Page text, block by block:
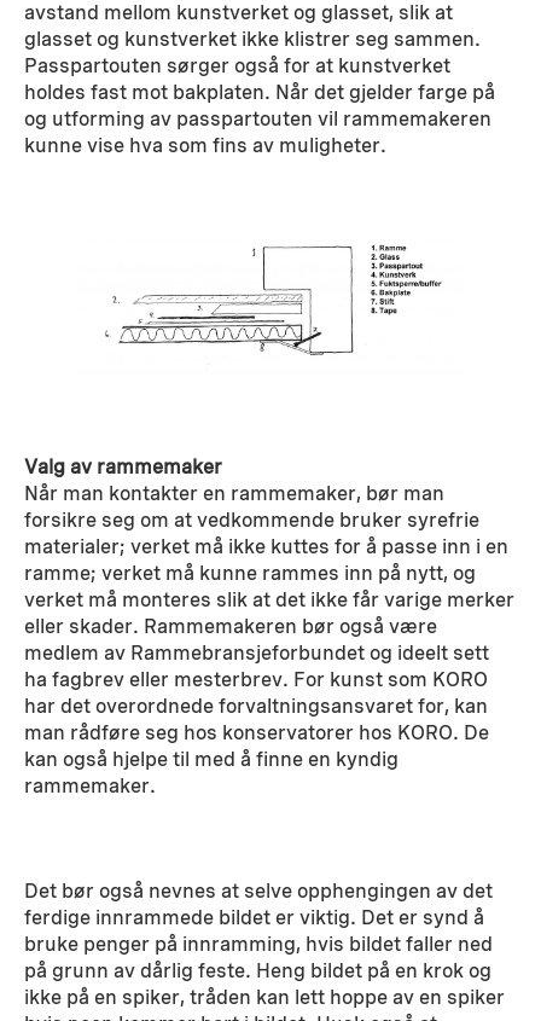
avstand mellom kunstverket og glasset, slik at
glasset og kunstverket ikke klistrer seg sammen.
Passpartouten sørger også for at kunstverket
holdes fast mot bakplaten. Når det gjelder farge på
og utforming av passpartouten vil rammemakeren
kunne vise hva som fins av muligheter.
Valg av rammemaker
Når man kontakter en rammemaker, bør man
forsikre seg om at vedkommende bruker syrefrie
materialer; verket må ikke kuttes for å passe inn i en
ramme; verket må kunne rammes inn på nytt, og
verket må monteres slik at det ikke får varige merker
eller skader. Rammemakeren bør også være
medlem av Rammebransjeforbundet og ideelt sett
ha fagbrev eller mesterbrev. For kunst som KORO
har det overordnede forvaltningsansvaret for, kan
man rådføre seg hos konservatorer hos KORO. De
kan også hjelpe til med å finne en kyndig
rammemaker.
Det bør også nevnes at selve opphengingen av det
ferdige innrammede bildet er viktig. Det er synd å
bruke penger på innramming, hvis bildet faller ned
på grunn av dårlig feste. Heng bildet på en krok og
ikke på en spiker, tråden kan lett hoppe av en spiker